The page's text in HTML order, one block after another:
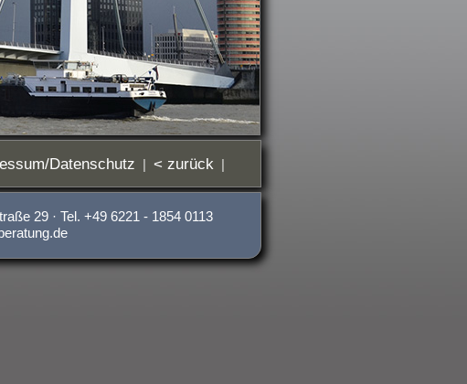
Datenschutz | < zurück |
29 · Tel. +49 6221 - 1854 0113